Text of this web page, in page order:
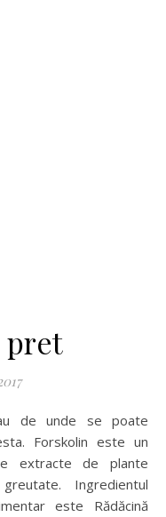
pret
Forskolin este un
extracte de plante
Ingredientul
este Rădăcină